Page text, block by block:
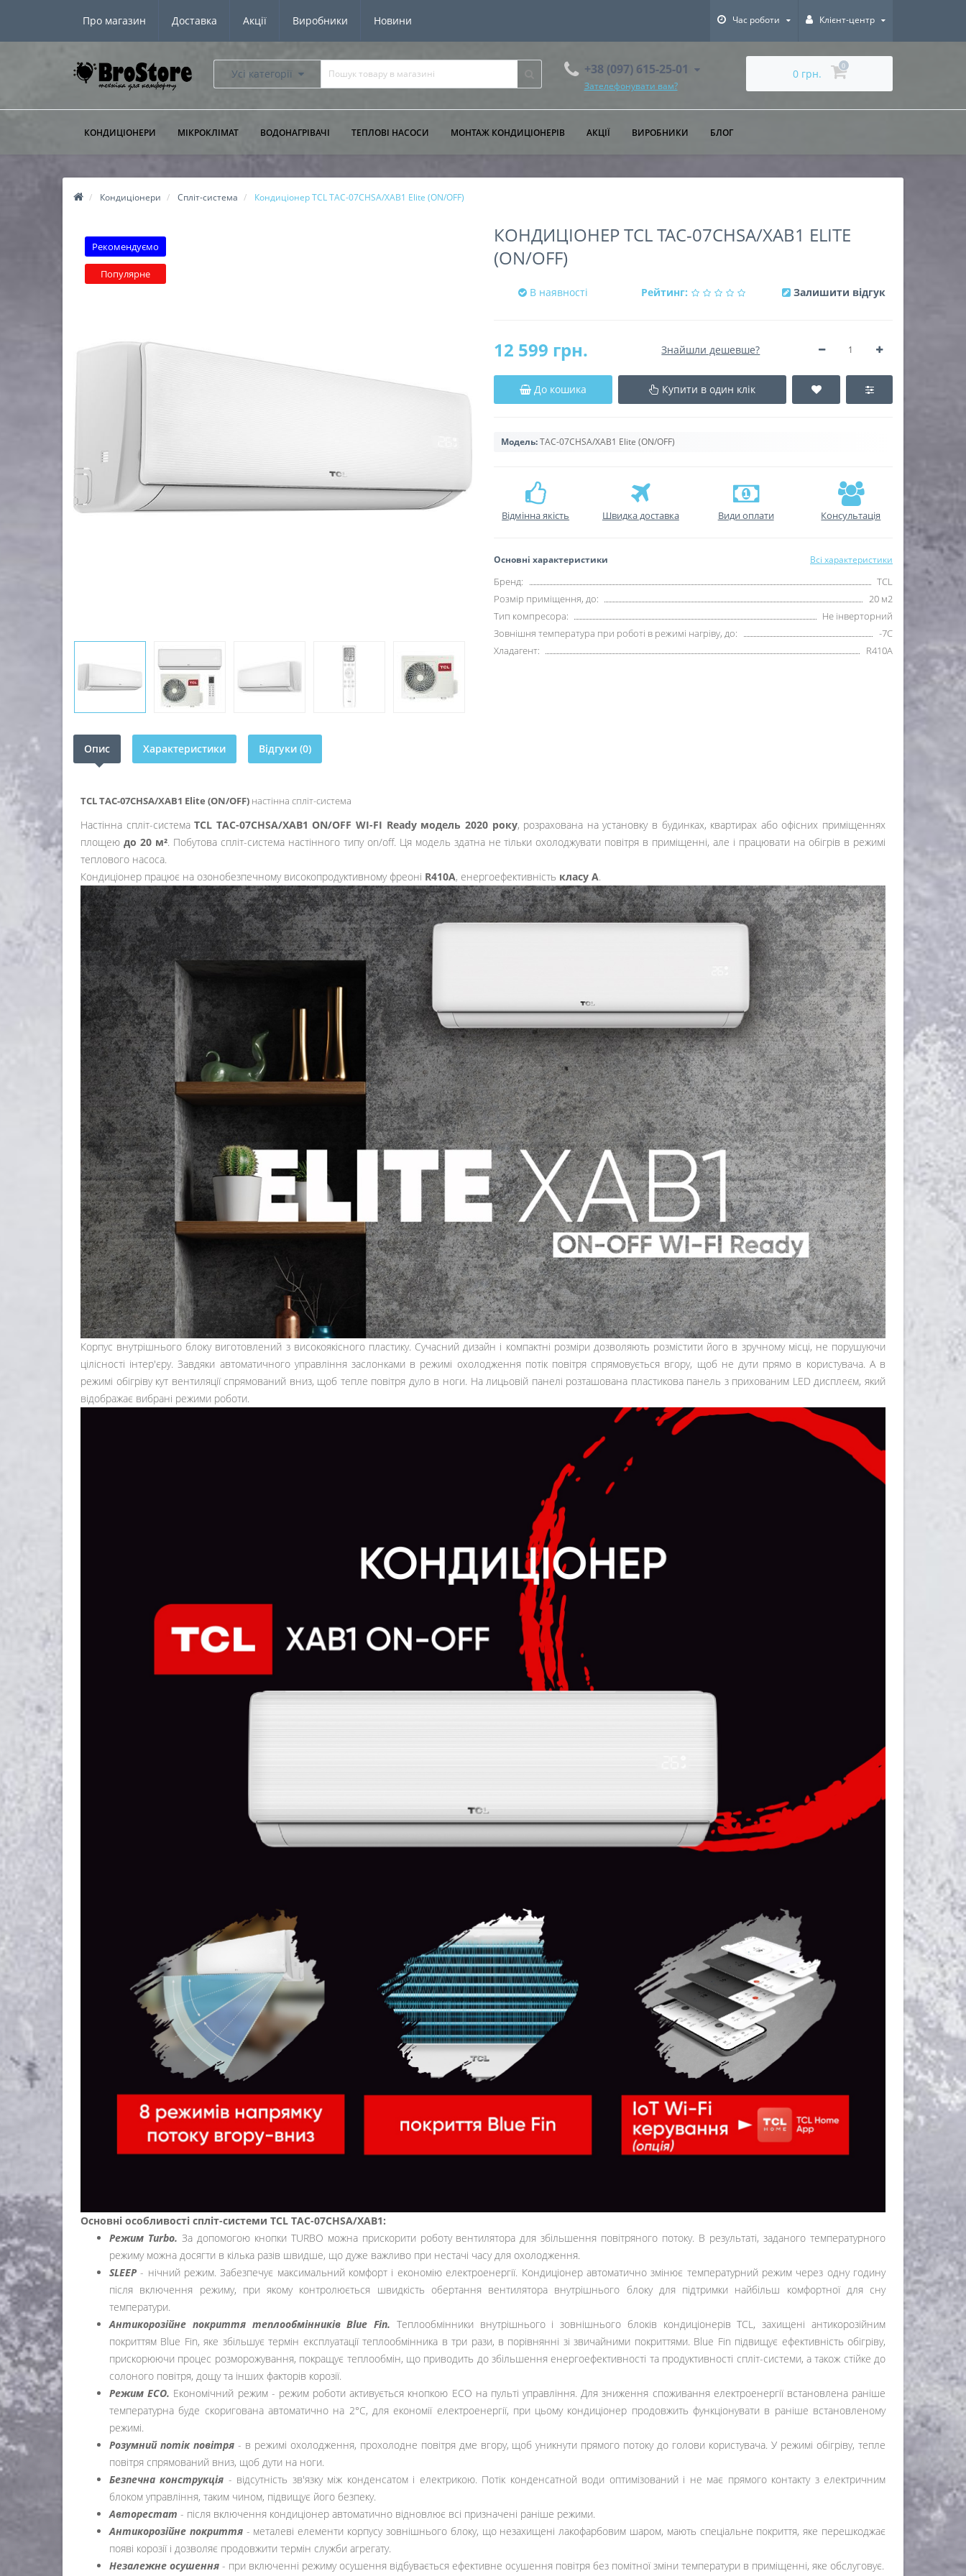
Про магазин Доставка Акції Виробники Новини Час роботи Клієнт-центр
Усі категорії +38 (097) 615-25-01
Зателефонувати вам?
0 грн.
0
КОНДИЦІОНЕРИ МІКРОКЛІМАТ ВОДОНАГРІВАЧІ ТЕПЛОВІ НАСОСИ МОНТАЖ КОНДИЦІОНЕРІВ АКЦІЇ ВИРОБНИКИ БЛОГ
Кондиціонери Спліт-система Кондиціонер TCL TAC-07CHSA/XAB1 Elite (ON/OFF)
Рекомендуємо
Популярне
КОНДИЦІОНЕР TCL TAC-07CHSA/XAB1 ELITE
(ON/OFF)
В наявності Рейтинг: Залишити відгук
12 599 грн. Знайшли дешевше?
До кошика Купити в один клік
Модель:TAC-07CHSA/XAB1 Elite (ON/OFF)
Відмінна якість Швидка доставка Види оплати Консультація
Основні характеристики Всі характеристики
Бренд:
TCL
Розмір приміщення, до:
20 м2
Тип компресора:
Не інверторний
Зовнішня температура при роботі в режимі нагріву, до:
-7С
Хладагент:
R410А
Опис Характеристики Відгуки (0)
TCLTAC-07CHSA/XAB1 Elite (ON/OFF) настінна спліт-система
Настінна спліт-системаTCL TAC-07CHSA/XAB1 ON/OFF WI-FI Ready модель 2020 року, розрахована на установку в будинках, квартирах або офісних приміщеннях
площею до 20 м². Побутова спліт-система настінного типу on/off. Ця модель здатна не тільки охолоджувати повітря в приміщенні, але і працювати на обігрів в режимі
теплового насоса.
Кондиціонер працює на озонобезпечному високопродуктивному фреоні R410А, енергоефективність класу А.
Корпус внутрішнього блоку виготовлений з високоякісного пластику. Сучасний дизайн і компактні розміри дозволяють розмістити його в зручному місці, не порушуючи
цілісності інтер'єру. Завдяки автоматичного управління заслонками в режимі охолодження потік повітря спрямовується вгору, щоб не дути прямо в користувача. А в
режимі обігріву кут вентиляції спрямований вниз, щоб тепле повітря дуло в ноги. На лицьовій панелі розташована пластикова панель з прихованим LED дисплеєм, який
відображає вибрані режими роботи.
Основні особливості спліт-системи TCL TAC-07CHSA/XAB1:
Режим Turbo. За допомогою кнопки TURBO можна прискорити роботу вентилятора для збільшення повітряного потоку. В результаті, заданого температурного
режиму можна досягти в кілька разів швидше, що дуже важливо при нестачі часу для охолодження.
SLEEP- нічний режим. Забезпечує максимальний комфорт і економію електроенергії. Кондиціонер автоматично змінює температурний режим через одну годину
після включення режиму, при якому контролюється швидкість обертання вентилятора внутрішнього блоку для підтримки найбільш комфортної для сну
температури.
Антикорозійне покриття теплообмінників Blue Fin. Теплообмінники внутрішнього і зовнішнього блоків кондиціонерів TCL, захищені антикорозійним
покриттям Blue Fin, яке збільшує термін експлуатації теплообмінника в три рази, в порівнянні зі звичайними покриттями. Blue Fin підвищує ефективність обігріву,
прискорюючи процес розморожування, покращує теплообмін, що приводить до збільшення енергоефективності та продуктивності спліт-системи, а також стійке до
солоного повітря, дощу та інших факторів корозії.
Режим ECO. Економічний режим - режим роботи активується кнопкою ECO на пульті управління. Для зниження споживання електроенергії встановлена ​​раніше
температурна буде скоригована автоматично на 2°С, для економії електроенергії, при цьому кондиціонер продовжить функціонувати в раніше встановленому
режимі.
Розумний потік повітря- в режимі охолодження, прохолодне повітря дме вгору, щоб уникнути прямого потоку до голови користувача. У режимі обігріву, тепле
повітря спрямований вниз, щоб дути на ноги.
Безпечна конструкція - відсутність зв'язку між конденсатом і електрикою. Потік конденсатной води оптимізований і не має прямого контакту з електричним
блоком управління, таким чином, підвищує його безпеку.
Авторестат - після включення кондиціонер автоматично відновлює всі призначені раніше режими.
Антикорозійне покриття - металеві елементи корпусу зовнішнього блоку, що незахищені лакофарбовим шаром, мають спеціальне покриття, яке перешкоджає
появі корозії і дозволяє продовжити термін служби агрегату.
Незалежне осушення - при включенні режиму осушення відбувається ефективне осушення повітря без помітної зміни температури в приміщенні, яке обслуговує.